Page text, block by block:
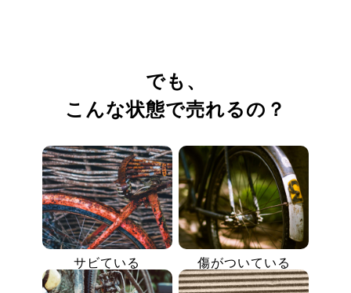
でも、
こんな状態で売れるの？
サビている 傷がついている